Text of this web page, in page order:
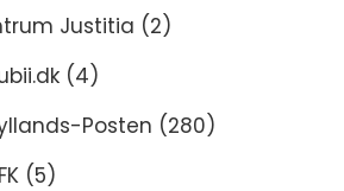
Justitia (2)
(4)
Posten (280)
(5)